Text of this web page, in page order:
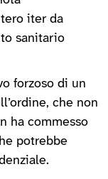
iter da
sanitario
forzoso di un
che non
ha commesso
potrebbe